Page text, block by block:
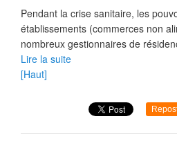
Pendant la crise sanitaire, les
établissements (commerces non
nombreux gestionnaires de
Lire la suite
[Haut]